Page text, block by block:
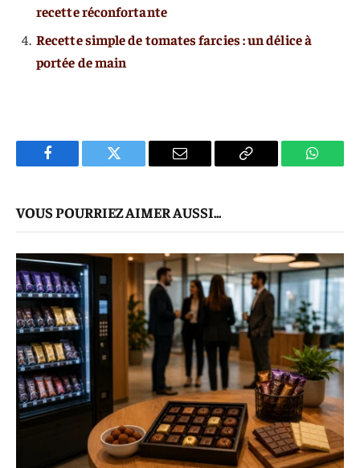
recette réconfortante
Recette simple de tomates farcies : un délice à
portée de main
Facebook Twitter
E-
Copier
VOUS POURRIEZ AIMER AUSSI...